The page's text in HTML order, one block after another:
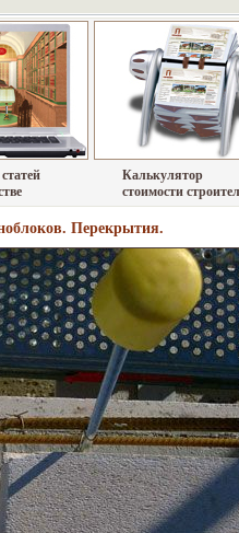
Калькулятор
стоимости
Перекрытия.